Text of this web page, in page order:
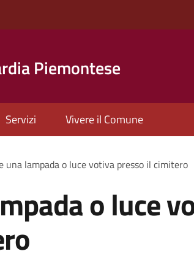
Piemontese
Servizi Vivere il Comune
una lampada o luce votiva presso il cimitero
o luce